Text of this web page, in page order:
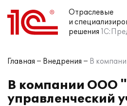
Отраслевые
и
решения
Главная Внедрения В
В компании ООО
управленческий